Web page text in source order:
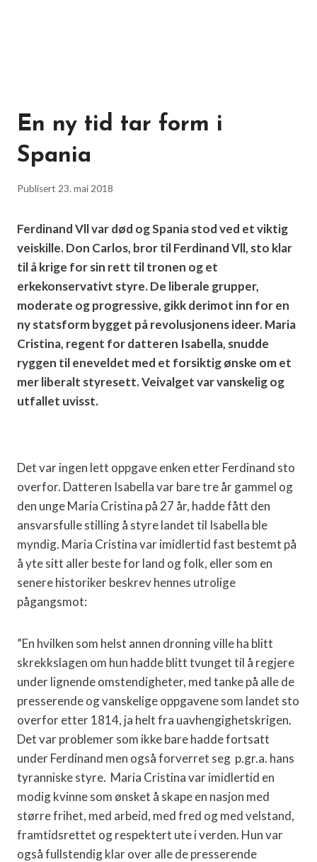
En ny tid tar form i
Spania
Publisert 23. mai 2018
Ferdinand Vll var død og Spania stod ved et viktig
veiskille. Don Carlos, bror til Ferdinand Vll, sto klar
til å krige for sin rett til tronen og et
erkekonservativt styre. De liberale grupper,
moderate og progressive, gikk derimot inn for en
ny statsform bygget på revolusjonens ideer. Maria
Cristina, regent for datteren Isabella, snudde
ryggen til eneveldet med et forsiktig ønske om et
mer liberalt styresett. Veivalget var vanskelig og
utfallet uvisst.
Det var ingen lett oppgave enken etter Ferdinand sto
overfor. Datteren Isabella var bare tre år gammel og
den unge Maria Cristina på 27 år, hadde fått den
ansvarsfulle stilling å styre landet til Isabella ble
myndig. Maria Cristina var imidlertid fast bestemt på
å yte sitt aller beste for land og folk, eller som en
senere historiker beskrev hennes utrolige
pågangsmot:
”En hvilken som helst annen dronning ville ha blitt
skrekkslagen om hun hadde blitt tvunget til å regjere
under lignende omstendigheter, med tanke på alle de
presserende og vanskelige oppgavene som landet sto
overfor etter 1814, ja helt fra uavhengighetskrigen.
Det var problemer som ikke bare hadde fortsatt
under Ferdinand men også forverret seg p.gr.a. hans
tyranniske styre. Maria Cristina var imidlertid en
modig kvinne som ønsket å skape en nasjon med
større frihet, med arbeid, med fred og med velstand,
framtidsrettet og respektert ute i verden. Hun var
også fullstendig klar over alle de presserende